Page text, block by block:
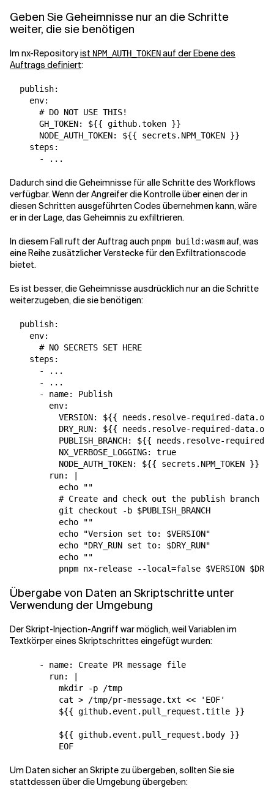
Geben Sie Geheimnisse nur an die Schritte
weiter, die sie benötigen
Im nx-Repositoryist NPM_AUTH_TOKENauf der Ebene des
Auftrags definiert:
  publish:
    env:
      # DO NOT USE THIS!
      GH_TOKEN: ${{ github.token }}
      NODE_AUTH_TOKEN: ${{ secrets.NPM_TOKEN }}
    steps:
      - ...
Dadurch sind die Geheimnisse für alle Schritte des Workflows
verfügbar. Wenn der Angreifer die Kontrolle über einen der in
diesen Schritten ausgeführten Codes übernehmen kann, wäre
er in der Lage, das Geheimnis zu exfiltrieren.
In diesem Fall ruft der Auftrag auch pnpm build:wasmauf, was
eine Reihe zusätzlicher Verstecke für den Exfiltrationscode
bietet.
Es ist besser, die Geheimnisse ausdrücklich nur an die Schritte
weiterzugeben, die sie benötigen:
  publish:
    env:
      # NO SECRETS SET HERE
    steps:
      - ...
      - ...
      - name: Publish
        env:
VERSION: ${{ needs.resolve-required-
DRY_RUN: ${{ needs.resolve-required-
PUBLISH_BRANCH: ${{ needs.resolve-
          NX_VERBOSE_LOGGING: true
          NODE_AUTH_TOKEN: ${{ secrets.NPM_TOKEN }}
        run: |
          echo ""
          # Create and check out the publish branch
          git checkout -b $PUBLISH_BRANCH
          echo ""
          echo "Version set to: $VERSION"
          echo "DRY_RUN set to: $DRY_RUN"
          echo ""
pnpm nx-release --local=false $VERSION
Übergabe von Daten an Skriptschritte unter
Verwendung der Umgebung
Der Skript-Injection-Angriff war möglich, weil Variablen im
Textkörper eines Skriptschrittes eingefügt wurden:
      - name: Create PR message file
        run: |
          mkdir -p /tmp
          cat > /tmp/pr-message.txt << 'EOF'
${{ github.event.pull_request.title }}
${{ github.event.pull_request.body }}
          EOF
Um Daten sicher an Skripte zu übergeben, sollten Sie sie
stattdessen über die Umgebung übergeben: